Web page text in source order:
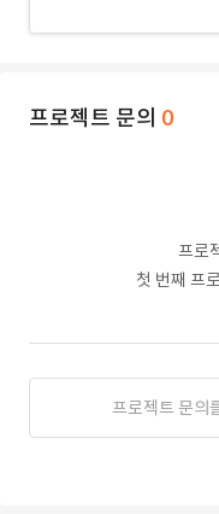
프로젝트 문의 0
프로
첫 번째 프
프로젝트 문의